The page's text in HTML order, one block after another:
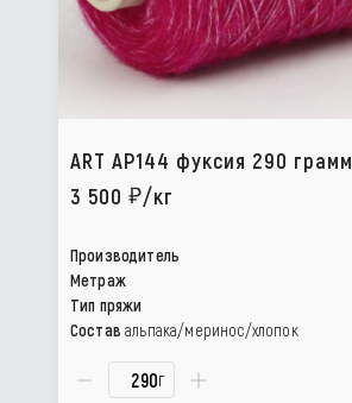
ART AP144 фуксия 290 грамм
3 500
/кг
Производитель
Метраж
Тип пряжи
Состав альпака/меринос/хлопок
г